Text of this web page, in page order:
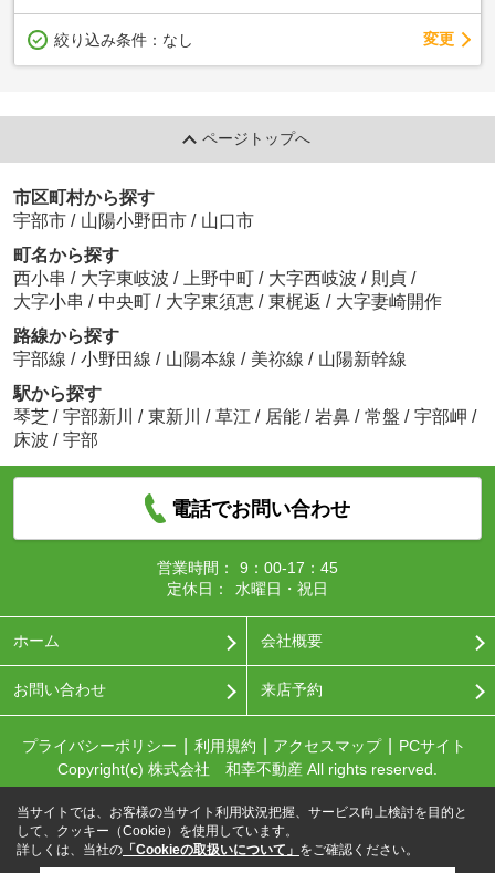
絞り込み条件： なし 変更
ページトップへ
市区町村から探す
宇部市 / 山陽小野田市 / 山口市
町名から探す
西小串 / 大字東岐波 / 上野中町 / 大字西岐波 / 則貞 /
大字小串 / 中央町 / 大字東須恵 / 東梶返 / 大字妻崎開作
路線から探す
宇部線 / 小野田線 / 山陽本線 / 美祢線 / 山陽新幹線
駅から探す
琴芝 / 宇部新川 / 東新川 / 草江 / 居能 / 岩鼻 / 常盤 / 宇部岬 /
床波 / 宇部
電話でお問い合わせ
営業時間：
9：00-17：45
定休日：
水曜日・祝日
ホーム 会社概要
お問い合わせ 来店予約
プライバシーポリシー 利用規約 アクセスマップ
PCサイト
Copyright(c) 株式会社 和幸不動産 All rights reserved.
当サイトでは、お客様の当サイト利用状況把握、サービス向上検討を目的と
して、クッキー（Cookie）を使用しています。
詳しくは、当社の 「Cookieの取扱いについて」 をご確認ください。